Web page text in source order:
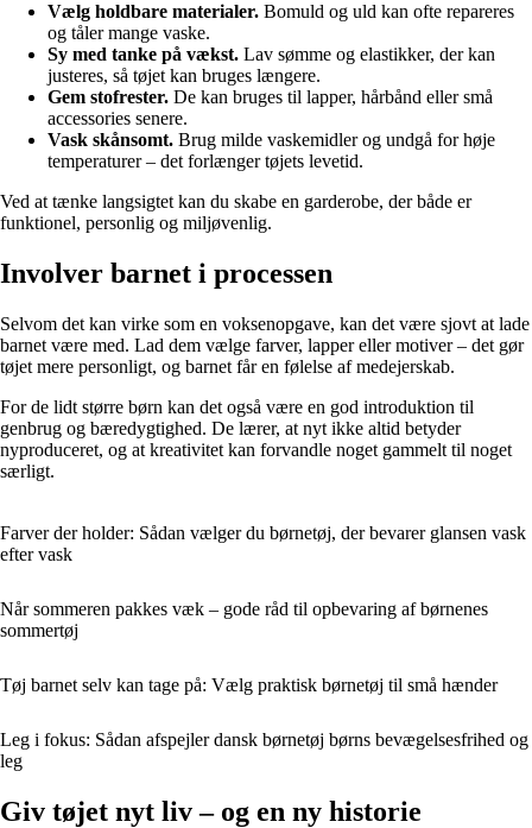
Vælg holdbare materialer. Bomuld og uld kan ofte repareres
og tåler mange vaske.
Sy med tanke på vækst. Lav sømme og elastikker, der kan
justeres, så tøjet kan bruges længere.
Gem stofrester. De kan bruges til lapper, hårbånd eller små
accessories senere.
Vask skånsomt. Brug milde vaskemidler og undgå for høje
temperaturer – det forlænger tøjets levetid.
Ved at tænke langsigtet kan du skabe en garderobe, der både er
funktionel, personlig og miljøvenlig.
Involver barnet i processen
Selvom det kan virke som en voksenopgave, kan det være sjovt at lade
barnet være med. Lad dem vælge farver, lapper eller motiver – det gør
tøjet mere personligt, og barnet får en følelse af medejerskab.
For de lidt større børn kan det også være en god introduktion til
genbrug og bæredygtighed. De lærer, at nyt ikke altid betyder
nyproduceret, og at kreativitet kan forvandle noget gammelt til noget
særligt.
Farver der holder: Sådan vælger du børnetøj, der bevarer glansen vask
efter vask
Når sommeren pakkes væk – gode råd til opbevaring af børnenes
sommertøj
Tøj barnet selv kan tage på: Vælg praktisk børnetøj til små hænder
Leg i fokus: Sådan afspejler dansk børnetøj børns bevægelsesfrihed og
leg
Giv tøjet nyt liv – og en ny historie